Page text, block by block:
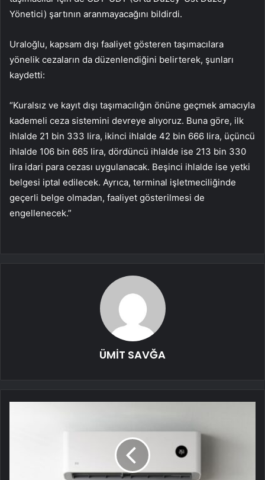
Yönetici) şartının aranmayacağını bildirdi.
Uraloğlu, kapsam dışı faaliyet gösteren taşımacılara
yönelik cezaların da düzenlendiğini belirterek, şunları
kaydetti:
“Kuralsız ve kayıt dışı taşımacılığın önüne geçmek amacıyla
kademeli ceza sistemini devreye alıyoruz. Buna göre, ilk
ihlalde 21 bin 333 lira, ikinci ihlalde 42 bin 666 lira, üçüncü
ihlalde 106 bin 665 lira, dördüncü ihlalde ise 213 bin 330
lira idari para cezası uygulanacak. Beşinci ihlalde ise yetki
belgesi iptal edilecek. Ayrıca, terminal işletmeciliğinde
geçerli belge olmadan, faaliyet gösterilmesi de
engellenecek.”
ÜMİT SAVĞA